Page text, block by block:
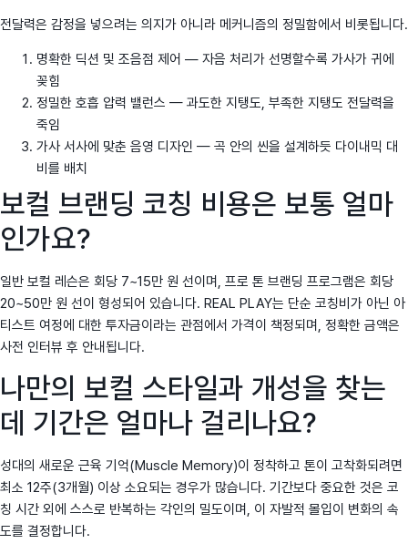
전달력은 감정을 넣으려는 의지가 아니라 메커니즘의 정밀함에서 비롯됩니다.
명확한 딕션 및 조음점 제어 — 자음 처리가 선명할수록 가사가 귀에
꽂힘
정밀한 호흡 압력 밸런스 — 과도한 지탱도, 부족한 지탱도 전달력을
죽임
가사 서사에 맞춘 음영 디자인 — 곡 안의 씬을 설계하듯 다이내믹 대
비를 배치
보컬 브랜딩 코칭 비용은 보통 얼마
인가요?
일반 보컬 레슨은 회당 7~15만 원 선이며, 프로 톤 브랜딩 프로그램은 회당
20~50만 원 선이 형성되어 있습니다. REAL PLAY는 단순 코칭비가 아닌 아
티스트 여정에 대한 투자금이라는 관점에서 가격이 책정되며, 정확한 금액은
사전 인터뷰 후 안내됩니다.
나만의 보컬 스타일과 개성을 찾는
데 기간은 얼마나 걸리나요?
성대의 새로운 근육 기억(Muscle Memory)이 정착하고 톤이 고착화되려면
최소 12주(3개월) 이상 소요되는 경우가 많습니다. 기간보다 중요한 것은 코
칭 시간 외에 스스로 반복하는 각인의 밀도이며, 이 자발적 몰입이 변화의 속
도를 결정합니다.